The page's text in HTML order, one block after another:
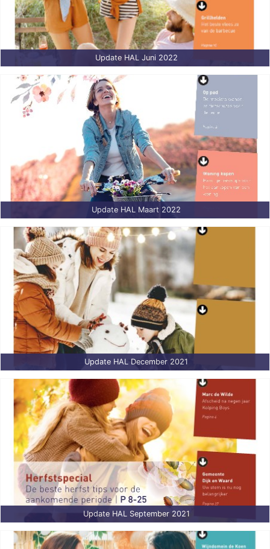
Update HAL Juni 2022
Update HAL Maart 2022
Update HAL December 2021
Update HAL September 2021